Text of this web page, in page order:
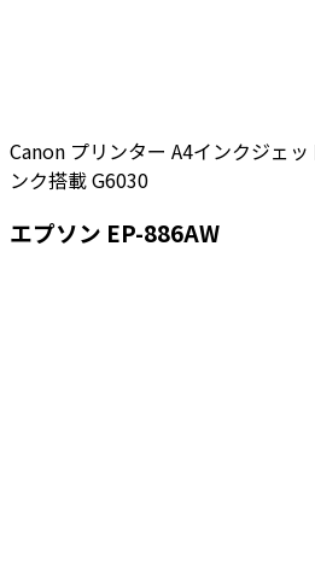
Canon プリンター A4インクジェ
ンク搭載 G6030
エプソン EP-886AW